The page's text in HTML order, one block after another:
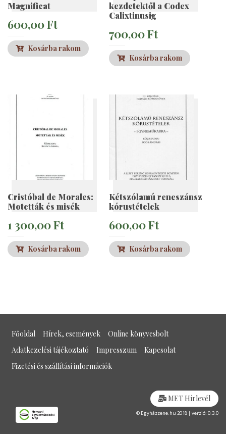
Magnificat
600,00Ft
Kosárba rakom
kezdetektől a Codex
Calixtinusig
700,00Ft
Kosárba rakom
Cristóbal de Morales:
Motetták és misék
1 300,00Ft
Kosárba rakom
Kétszólamú reneszánsz
kórustételek
600,00Ft
Kosárba rakom
Főoldal Hírek, események
Online könyvesbolt
Adatkezelési tájékoztató
Impresszum
Kapcsolat
Fizetési és szállítási információk
MET Hírlevél
© Egyházzene.hu 2018 | verzió: 0.3.0